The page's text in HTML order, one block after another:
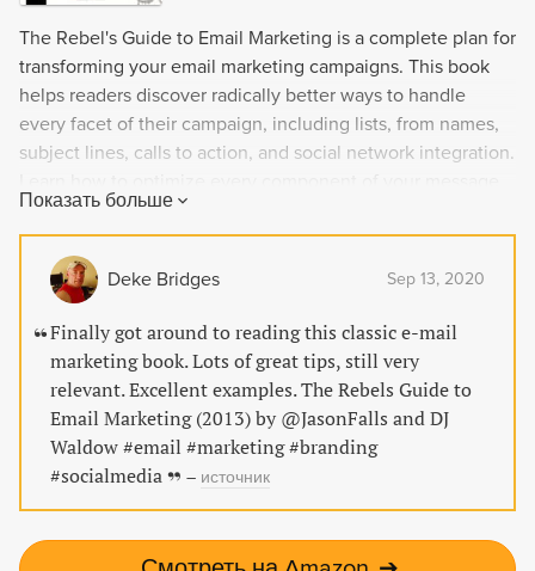
The Rebel's Guide to Email Marketing is a complete plan for
transforming your email marketing campaigns. This book
helps readers discover radically better ways to handle
every facet of their campaign, including lists, from names,
subject lines, calls to action, and social network integration.
and campaign to earn a positive return on your email
marketing. This book is for anyone, whether they're B2B,
B2C, Fortune 500, or startup.
Показать больше
Deke Bridges Sep 13, 2020
Finally got around to reading this classic e-mail
marketing book. Lots of great tips, still very
relevant. Excellent examples. The Rebels Guide to
Email Marketing (2013) by @JasonFalls and DJ
Waldow #email #marketing #branding
#socialmedia
– источник